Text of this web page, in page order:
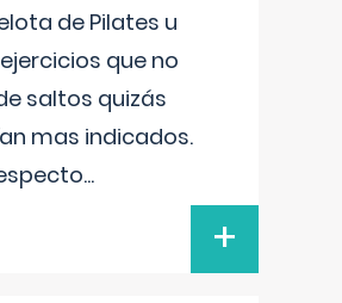
de Pilates u
que no
saltos quizás
mas indicados.
...
+